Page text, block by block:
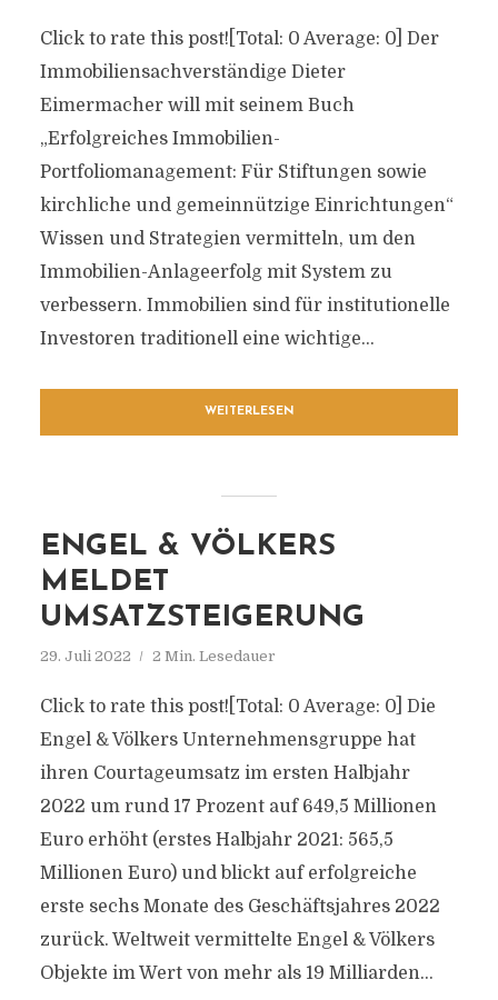
Click to rate this post![Total: 0 Average: 0] Der
Immobiliensachverständige Dieter
Eimermacher will mit seinem Buch
„Erfolgreiches Immobilien-
Portfoliomanagement: Für Stiftungen sowie
kirchliche und gemeinnützige Einrichtungen“
Wissen und Strategien vermitteln, um den
Immobilien-Anlageerfolg mit System zu
verbessern. Immobilien sind für institutionelle
Investoren traditionell eine wichtige...
WEITERLESEN
ENGEL & VÖLKERS
MELDET
UMSATZSTEIGERUNG
29. Juli 2022 2 Min. Lesedauer
Click to rate this post![Total: 0 Average: 0] Die
Engel & Völkers Unternehmensgruppe hat
ihren Courtageumsatz im ersten Halbjahr
2022 um rund 17 Prozent auf 649,5 Millionen
Euro erhöht (erstes Halbjahr 2021: 565,5
Millionen Euro) und blickt auf erfolgreiche
erste sechs Monate des Geschäftsjahres 2022
zurück. Weltweit vermittelte Engel & Völkers
Objekte im Wert von mehr als 19 Milliarden...